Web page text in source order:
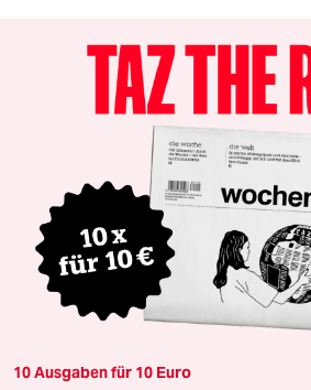
10 Ausgaben für 10 Euro